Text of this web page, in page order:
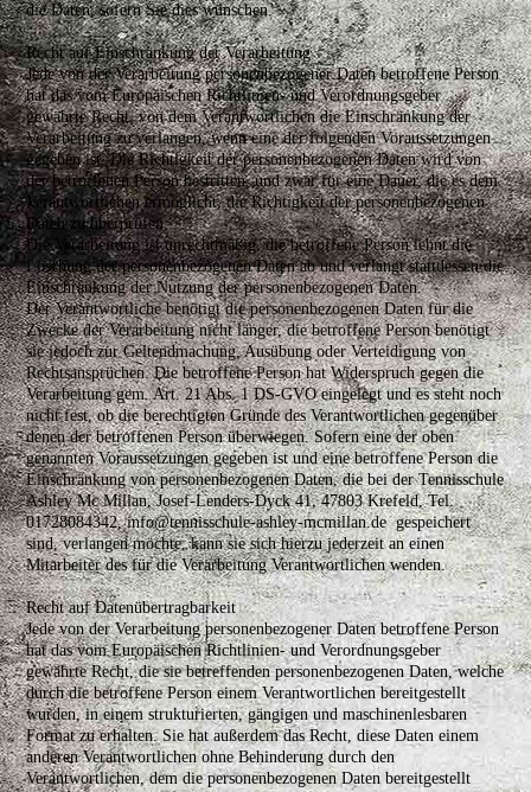
die Daten, sofern Sie dies wünschen.
Recht auf Einschränkung der Verarbeitung
Jede von der Verarbeitung personenbezogener Daten betroffene Person
hat das vom Europäischen Richtlinien- und Verordnungsgeber
gewährte Recht, von dem Verantwortlichen die Einschränkung der
Verarbeitung zu verlangen, wenn eine der folgenden Voraussetzungen
gegeben ist: Die Richtigkeit der personenbezogenen Daten wird von
der betroffenen Person bestritten, und zwar für eine Dauer, die es dem
Verantwortlichen ermöglicht, die Richtigkeit der personenbezogenen
Daten zu überprüfen.
Die Verarbeitung ist unrechtmäßig, die betroffene Person lehnt die
Löschung der personenbezogenen Daten ab und verlangt stattdessen die
Einschränkung der Nutzung der personenbezogenen Daten.
Der Verantwortliche benötigt die personenbezogenen Daten für die
Zwecke der Verarbeitung nicht länger, die betroffene Person benötigt
sie jedoch zur Geltendmachung, Ausübung oder Verteidigung von
Rechtsansprüchen. Die betroffene Person hat Widerspruch gegen die
Verarbeitung gem. Art. 21 Abs. 1 DS-GVO eingelegt und es steht noch
nicht fest, ob die berechtigten Gründe des Verantwortlichen gegenüber
denen der betroffenen Person überwiegen. Sofern eine der oben
genannten Voraussetzungen gegeben ist und eine betroffene Person die
Einschränkung von personenbezogenen Daten, die bei der Tennisschule
Ashley Mc Millan, Josef-Lenders-Dyck 41, 47803 Krefeld, Tel.
01728084342, info@tennisschule-ashley-mcmillan.de gespeichert
sind, verlangen möchte, kann sie sich hierzu jederzeit an einen
Mitarbeiter des für die Verarbeitung Verantwortlichen wenden.
Recht auf Datenübertragbarkeit
Jede von der Verarbeitung personenbezogener Daten betroffene Person
hat das vom Europäischen Richtlinien- und Verordnungsgeber
gewährte Recht, die sie betreffenden personenbezogenen Daten, welche
durch die betroffene Person einem Verantwortlichen bereitgestellt
wurden, in einem strukturierten, gängigen und maschinenlesbaren
Format zu erhalten. Sie hat außerdem das Recht, diese Daten einem
anderen Verantwortlichen ohne Behinderung durch den
Verantwortlichen, dem die personenbezogenen Daten bereitgestellt